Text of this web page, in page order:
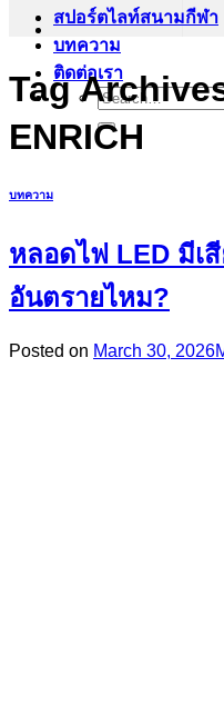
สปอร์ตไลท์สนามกีฬา
บทความ
ติดต่อเรา
Search
for:
Tag
ENRICH
บทความ
หลอดไฟ LED มีเ
อันตรายไหม?
Posted on March 30, 2026